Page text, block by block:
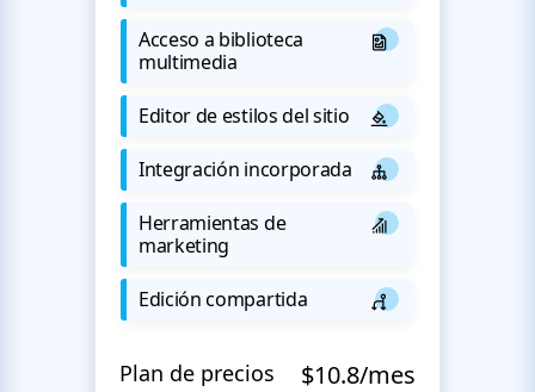
Acceso a biblioteca
multimedia
Editor de estilos del sitio
Integración incorporada
Herramientas de
marketing
Edición compartida
Plan de precios $10.8/mes